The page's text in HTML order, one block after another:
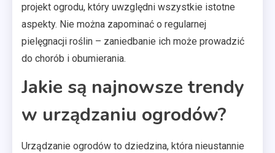
projekt ogrodu, który uwzględni wszystkie istotne
aspekty. Nie można zapominać o regularnej
pielęgnacji roślin – zaniedbanie ich może prowadzić
do chorób i obumierania.
Jakie są najnowsze trendy
w urządzaniu ogrodów?
Urządzanie ogrodów to dziedzina, która nieustannie